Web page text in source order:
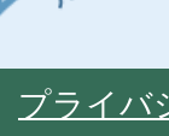
プライバ